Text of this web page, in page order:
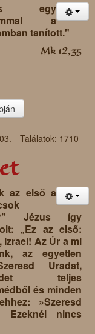
egy
a
tanított."
Mk 12,35
Találatok: 1710
az első a
Jézus így
„Ez az első:
Izrael! Az Úr a mi
az egyetlen
Uradat,
teljes
és minden
»Szeresd
Ezeknél nincs